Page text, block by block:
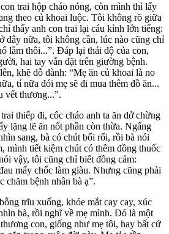
trai hộp cháo nóng, còn mình thì lấy
theo củ khoai luộc. Tôi không rõ giữa
thấy anh con trai lại cáu kỉnh lớn tiếng:
đây nữa, tôi không cần, lúc nào cũng chỉ
lắm thôi...”. Đáp lại thái độ của con,
hai tay vẫn đặt trên giường bệnh.
khẽ dỗ dành: “Mẹ ăn củ khoai là no
tí nữa đói mẹ sẽ đi mua thêm đồ ăn...
vết thương...”.
thiếp đi, cốc cháo anh ta ăn dở chừng
lặng lẽ ăn nốt phần còn thừa. Ngẩng
sang, bà có chút bối rối, rồi bà nói
mình tiết kiệm chút có thêm đồng thuốc
vậy, tôi cũng chỉ biết đồng cảm:
mấy chốc làm giàu. Nhưng cũng phải
chăm bệnh nhân bà ạ”.
trĩu xuống, khóe mắt cay cay, xúc
bà, rồi nghĩ về mẹ mình. Đó là một
con, giống như mẹ tôi, hay bất cứ